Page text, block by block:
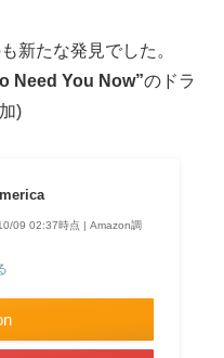
新たな発見でした。
Need You Now”のドラ
)
09 02:37時点 | Amazon調